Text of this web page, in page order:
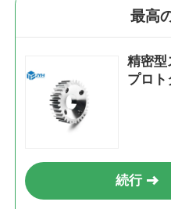
最高
精密型
プロト
続行